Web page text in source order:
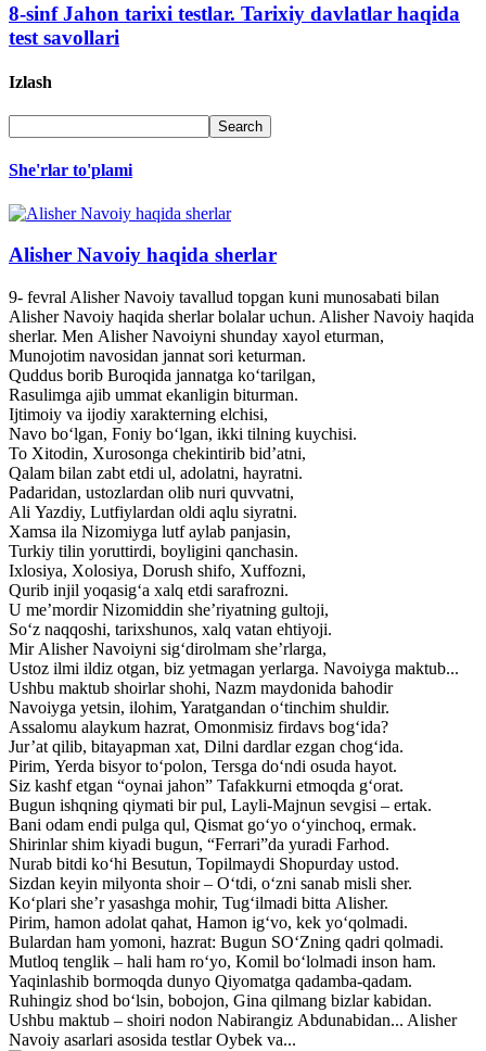
8-sinf Jahon tarixi testlar. Tarixiy davlatlar haqida
test savollari
Izlash
She'rlar to'plami
Alisher Navoiy haqida sherlar
9- fevral Alisher Navoiy tavallud topgan kuni munosabati bilan
Alisher Navoiy haqida sherlar bolalar uchun. Alisher Navoiy haqida
sherlar. Men Alisher Navoiyni shunday xayol eturman,
Munojotim navosidan jannat sori keturman.
Quddus borib Buroqida jannatga ko‘tarilgan,
Rasulimga ajib ummat ekanligin biturman.
Ijtimoiy va ijodiy xarakterning elchisi,
Navo bo‘lgan, Foniy bo‘lgan, ikki tilning kuychisi.
To Xitodin, Xurosonga chekintirib bid’atni,
Qalam bilan zabt etdi ul, adolatni, hayratni.
Padaridan, ustozlardan olib nuri quvvatni,
Ali Yazdiy, Lutfiylardan oldi aqlu siyratni.
Xamsa ila Nizomiyga lutf aylab panjasin,
Turkiy tilin yoruttirdi, boyligini qanchasin.
Ixlosiya, Xolosiya, Dorush shifo, Xuffozni,
Qurib injil yoqasig‘a xalq etdi sarafrozni.
U me’mordir Nizomiddin she’riyatning gultoji,
So‘z naqqoshi, tarixshunos, xalq vatan ehtiyoji.
Mir Alisher Navoiyni sig‘dirolmam she’rlarga,
Ustoz ilmi ildiz otgan, biz yetmagan yerlarga. Navoiyga maktub...
Ushbu maktub shoirlar shohi, Nazm maydonida bahodir
Navoiyga yetsin, ilohim, Yaratgandan o‘tinchim shuldir.
Assalomu alaykum hazrat, Omonmisiz firdavs bog‘ida?
Jur’at qilib, bitayapman xat, Dilni dardlar ezgan chog‘ida.
Pirim, Yerda bisyor to‘polon, Tersga do‘ndi osuda hayot.
Siz kashf etgan “oynai jahon” Tafakkurni etmoqda g‘orat.
Bugun ishqning qiymati bir pul, Layli-Majnun sevgisi – ertak.
Bani odam endi pulga qul, Qismat go‘yo o‘yinchoq, ermak.
Shirinlar shim kiyadi bugun, “Ferrari”da yuradi Farhod.
Nurab bitdi ko‘hi Besutun, Topilmaydi Shopurday ustod.
Sizdan keyin milyonta shoir – O‘tdi, o‘zni sanab misli sher.
Ko‘plari she’r yasashga mohir, Tug‘ilmadi bitta Alisher.
Pirim, hamon adolat qahat, Hamon ig‘vo, kek yo‘qolmadi.
Bulardan ham yomoni, hazrat: Bugun SO‘Zning qadri qolmadi.
Mutloq tenglik – hali ham ro‘yo, Komil bo‘lolmadi inson ham.
Yaqinlashib bormoqda dunyo Qiyomatga qadamba-qadam.
Ruhingiz shod bo‘lsin, bobojon, Gina qilmang bizlar kabidan.
Ushbu maktub – shoiri nodon Nabirangiz Abdunabidan... Alisher
Navoiy asarlari asosida testlar Oybek va...